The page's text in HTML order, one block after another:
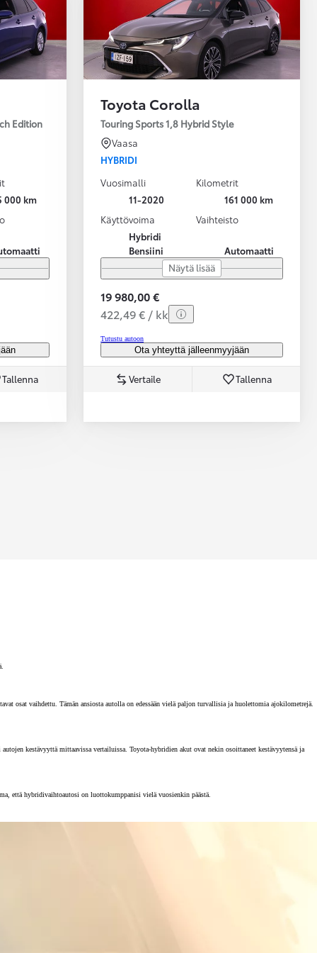
Edition
000 km
Tallenna
Toyota Corolla
Touring Sports 1,8 Hybrid Style
Vaasa
HYBRIDI
Vuosimalli
11-2020
Kilometrit
161 000 km
Käyttövoima
Hybridi
Bensiini
Vaihteisto
Automaatti
Näytä lisää
19 980,00 €
422,49 € / kk
Tutustu autoon
Ota yhteyttä jälleenmyyjään
Vertaile Tallenna
osat vaihdettu. Tämän ansiosta autolla on edessään vielä paljon turvallisia ja huolettomia ajokilometrejä.
kestävyyttä mittaavissa vertailuissa. Toyota-hybridien akut ovat nekin osoittaneet kestävyytensä ja
että hybridivaihtoautosi on luottokumppanisi vielä vuosienkin päästä.